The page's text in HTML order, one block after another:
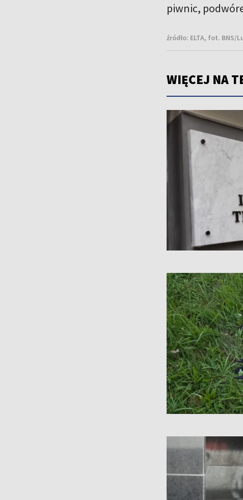
piwnic,
źródło: ELTA, fot. BNS/
WIĘCEJ NA